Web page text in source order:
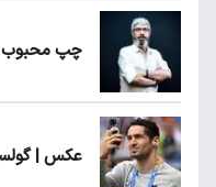
چپ محبوب
عکس |